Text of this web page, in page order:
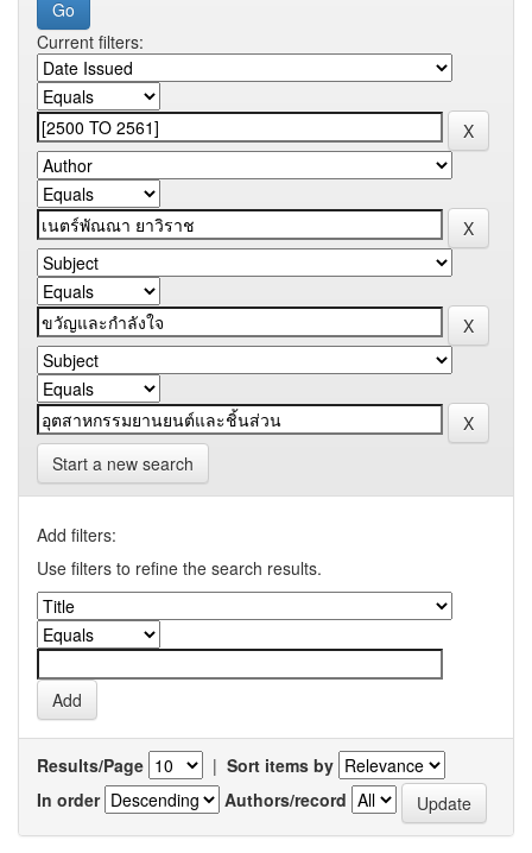
Current filters:
Start a new search
Add filters:
Use filters to refine the search results.
Results/Page | Sort items by
In order
Authors/record